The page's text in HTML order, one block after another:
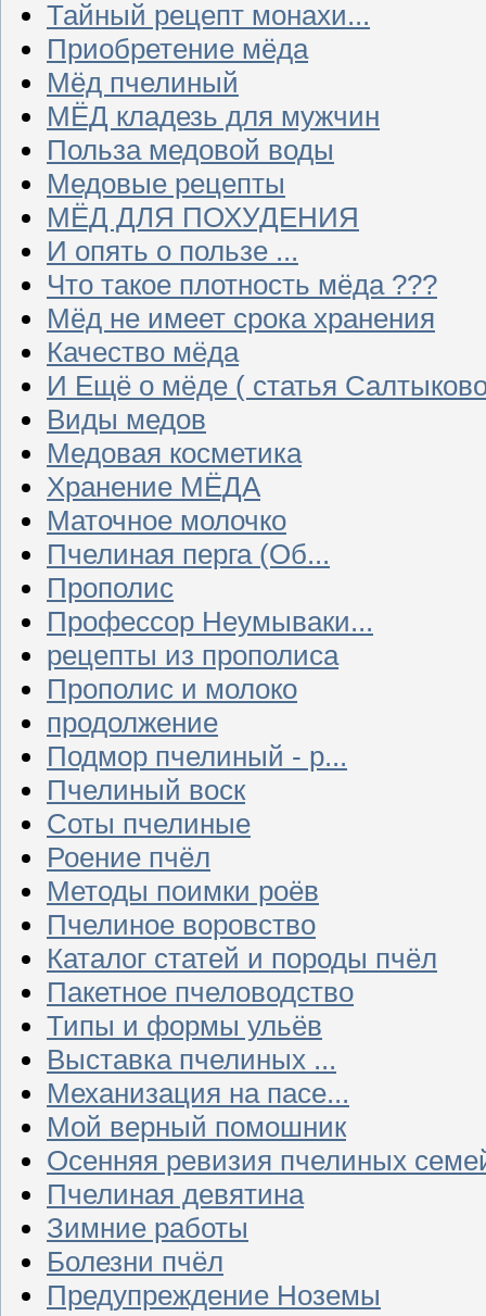
Тайный рецепт монахи...
Приобретение мёда
Мёд пчелиный
МЁД кладезь для мужчин
Польза медовой воды
Медовые рецепты
МЁД ДЛЯ ПОХУДЕНИЯ
И опять о пользе ...
Что такое плотность мёда ???
Мёд не имеет срока хранения
Качество мёда
И Ещё о мёде ( статья
Виды медов
Медовая косметика
Хранение МЁДА
Маточное молочко
Пчелиная перга (Об...
Прополис
Профессор Неумываки...
рецепты из прополиса
Прополис и молоко
продолжение
Подмор пчелиный - р...
Пчелиный воск
Соты пчелиные
Роение пчёл
Методы поимки роёв
Пчелиное воровство
Каталог статей и породы пчёл
Пакетное пчеловодство
Типы и формы ульёв
Выставка пчелиных ...
Механизация на пасе...
Мой верный помошник
Осенняя ревизия пчелиных
Пчелиная девятина
Зимние работы
Болезни пчёл
Предупреждение Ноземы